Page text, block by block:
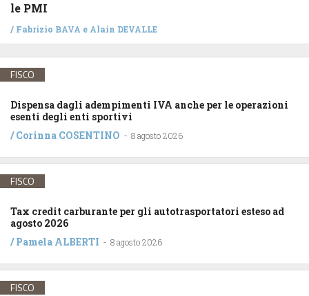
le PMI
/ Fabrizio BAVA e Alain DEVALLE
FISCO
Dispensa dagli adempimenti IVA anche per le operazioni
esenti degli enti sportivi
/Corinna COSENTINO - 8 agosto 2026
FISCO
Tax credit carburante per gli autotrasportatori esteso ad
agosto 2026
/Pamela ALBERTI - 8 agosto 2026
FISCO